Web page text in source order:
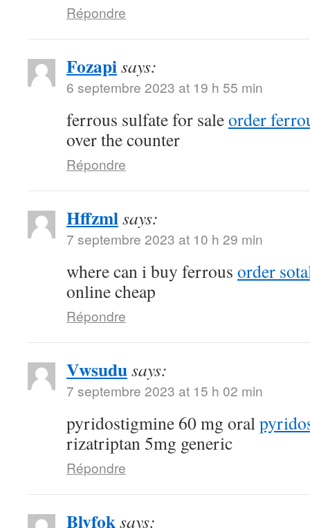
Répondre
Fozapisays:
6 septembre 2023 at 19 h 55 min
ferrous sulfate for saleorder
over the counter
Répondre
Hffzmlsays:
7 septembre 2023 at 10 h 29 min
where can i buy ferrous order
online cheap
Répondre
Vwsudusays:
7 septembre 2023 at 15 h 02 min
pyridostigmine 60 mg oral
rizatriptan 5mg generic
Répondre
Blvfoksays: